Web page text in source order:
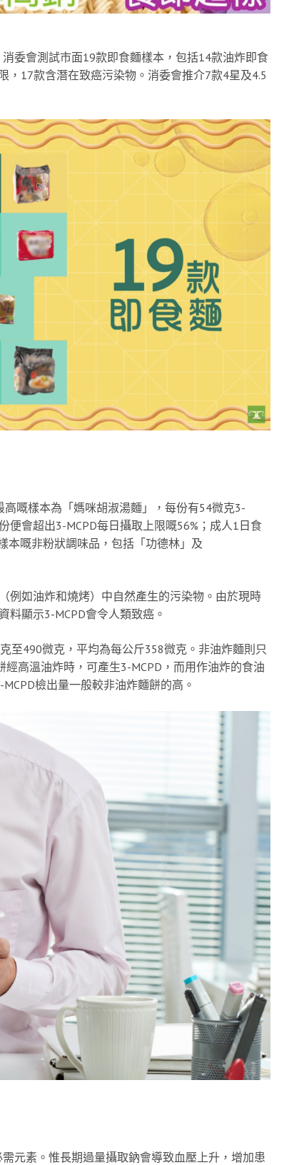
委會測試市面19款即食麵樣本，包括14款油炸即食
17款含潛在致癌污染物。消委會推介7款4星及4.5
嘅樣本為「媽咪胡淑湯麵」，每份有54微克3-
便會超出3-MCPD每日攝取上限嘅56%；成人1日食
本嘅非粉狀調味品，包括「功德林」及
例如油炸和燒烤）中自然產生的污染物。由於現時
料顯示3-MCPD會令人類致癌。
至490微克，平均為每公斤358微克。非油炸麵則只
高溫油炸時，可產生3-MCPD，而用作油炸的食油
檢出量一般較非油炸麵餅的高。
元素。惟長期過量攝取鈉會導致血壓上升，增加患